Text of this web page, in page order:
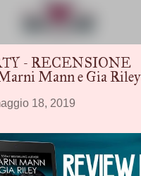
- RECENSIONE
Mann e Gia Riley
18, 2019